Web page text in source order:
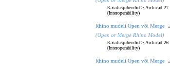
Kasutusjuhendid > Archicad 27
(Interoperability)
Rhino mudeli Open või Merge
(Open or Merge Rhino Model)
Kasutusjuhendid > Archicad 26
(Interoperability)
Rhino mudeli Open või Merge